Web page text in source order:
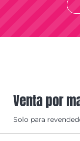
Venta por
Solo para